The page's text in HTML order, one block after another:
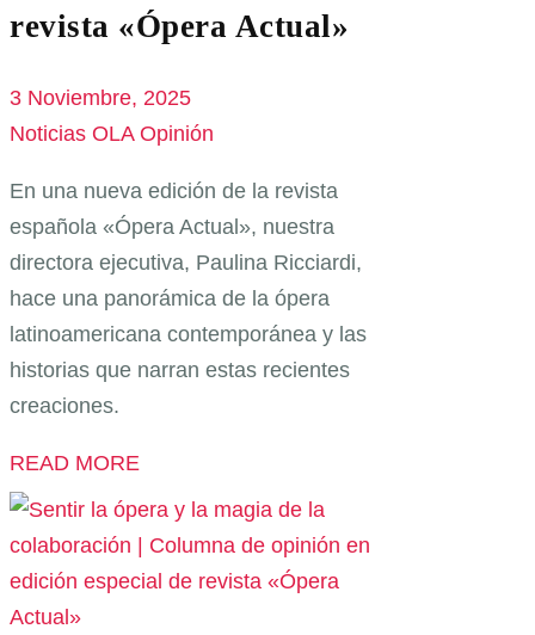
revista «Ópera Actual»
3 Noviembre, 2025
Noticias OLA Opinión
En una nueva edición de la revista
española «Ópera Actual», nuestra
directora ejecutiva, Paulina Ricciardi,
hace una panorámica de la ópera
latinoamericana contemporánea y las
historias que narran estas recientes
creaciones.
READ MORE